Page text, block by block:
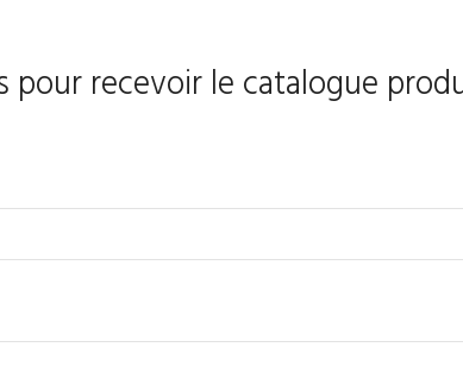
pour recevoir le catalogue